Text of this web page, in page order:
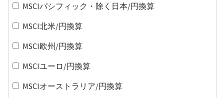
MSCIパシフィック・除く日本/円換算
MSCI北米/円換算
MSCI欧州/円換算
MSCIユーロ/円換算
MSCIオーストラリア/円換算